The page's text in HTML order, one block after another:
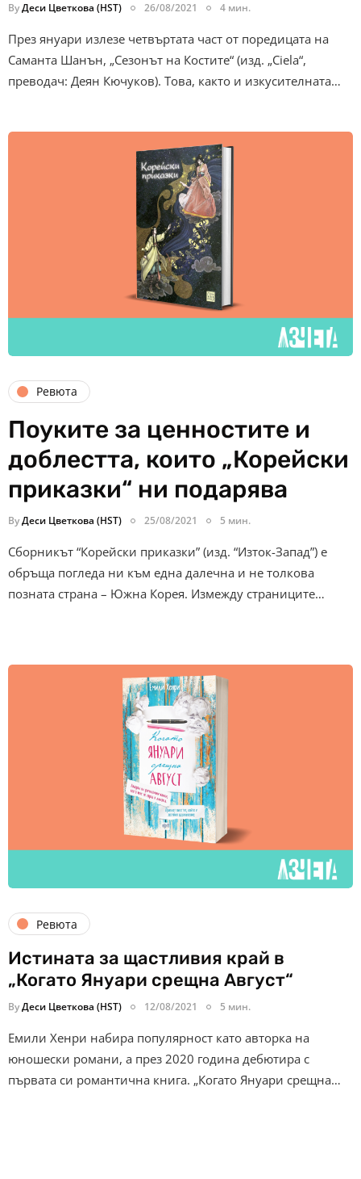
ByДеси Цветкова (HST) 26/08/2021 4 мин.
През януари излезе четвъртата част от поредицата на
Саманта Шанън, „Сезонът на Костите“ (изд. „Ciela“,
преводач: Деян Кючуков). Това, както и изкусителната…
Ревюта
Поуките за ценностите и
доблестта, които „Корейски
приказки“ ни подарява
ByДеси Цветкова (HST) 25/08/2021 5 мин.
Сборникът “Корейски приказки” (изд. “Изток-Запад”) е
обръща погледа ни към една далечна и не толкова
позната страна – Южна Корея. Измежду страниците…
Ревюта
Истината за щастливия край в
„Когато Януари срещна Август“
ByДеси Цветкова (HST) 12/08/2021 5 мин.
Емили Хенри набира популярност като авторка на
юношески романи, а през 2020 година дебютира с
първата си романтична книга. „Когато Януари срещна…